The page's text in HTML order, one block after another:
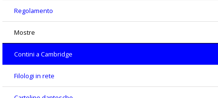
Regolamento
Mostre
Contini a Cambridge
Filologi in rete